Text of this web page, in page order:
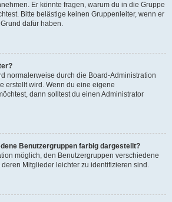
Er könnte fragen, warum du in die Gruppe
Bitte belästige keinen Gruppenleiter, wenn er
dafür haben.
normalerweise durch die Board-Administration
erstellt wird. Wenn du eine eigene
dann solltest du einen Administrator
Benutzergruppen farbig dargestellt?
möglich, den Benutzergruppen verschiedene
Mitglieder leichter zu identifizieren sind.